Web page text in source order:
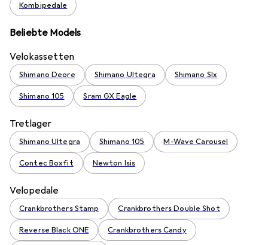
Kombipedale
Beliebte Models
Velokassetten
Shimano Deore Shimano Ultegra Shimano Slx
Shimano 105 Sram GX Eagle
Tretlager
Shimano Ultegra Shimano 105 M-Wave Carousel
Contec Boxfit Newton Isis
Velopedale
Crankbrothers Stamp Crankbrothers Double Shot
Reverse Black ONE Crankbrothers Candy